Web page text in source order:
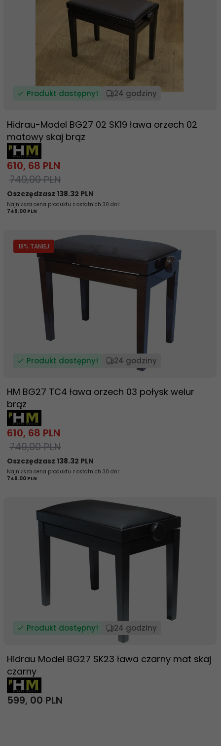
Produkt dostępny! 24 godziny
Hidrau-Model BG27 02 SK19 ława orzech 02
matowy skaj brąz
610, 68 PLN
749,00 PLN
Oszczędzasz 138.32 PLN
Najniższa cena produktu z ostatnich 30 dni:
749.00 PLN
18% TANIEJ
Produkt dostępny! 24 godziny
HM BG27 TC4 ława orzech 03 połysk welur
brąz
610, 68 PLN
749,00 PLN
Oszczędzasz 138.32 PLN
Najniższa cena produktu z ostatnich 30 dni:
749.00 PLN
Produkt dostępny! 24 godziny
Hidrau Model BG27 SK23 ława czarny mat skaj
czarny
599, 00 PLN